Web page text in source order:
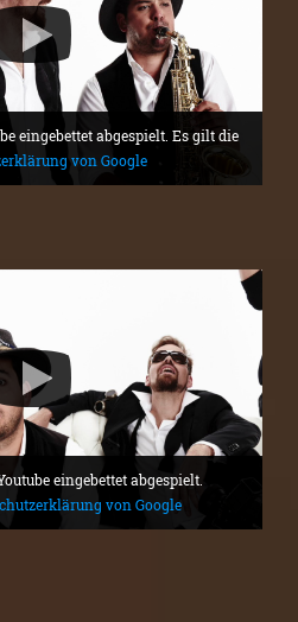
eingebettet abgespielt. Es gilt die
von Google
eingebettet abgespielt.
von Google